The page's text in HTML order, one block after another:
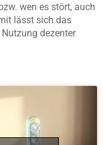
wen es stört, auch
lässt sich das
dezenter